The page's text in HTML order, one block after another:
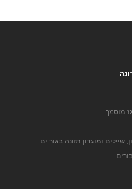
מוסמך
שייקים ומועדון תזונה באור ים